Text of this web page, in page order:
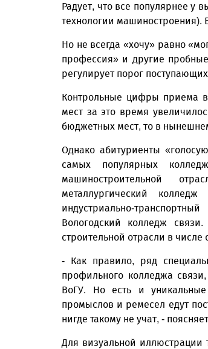
Радует, что все популярнее у
технологии машиностроения).
Но не всегда «хочу» равно
профессия» и другие
регулирует порог
Контрольные цифры приема в
мест за это время
бюджетных мест, то в
Однако абитуриенты
самых популярных
машиностроительной
металлургический
индустриально-
Вологодский колледж
строительной отрасли в
- Как правило, ряд
профильного колледжа
ВоГУ. Но есть и
промыслов и ремесел едут
нигде такому не учат, -
Для визуальной иллюстрации